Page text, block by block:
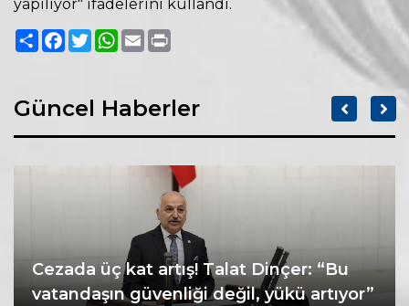
yapılıyor" ifadelerini kullandı.
PaylaşFacebook
TwitterWhatsApp
Email
Güncel Haberler
Cezada üç kat artış! Talat Dinçer: “Bu
vatandaşın güvenliği değil, yükü artıyor”